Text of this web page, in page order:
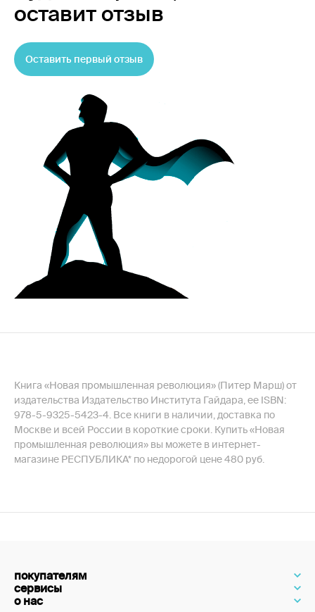
оставит отзыв
Оставить первый отзыв
Книга «Новая промышленная революция» (Питер Марш) от
издательства Издательство Института Гайдара, ее ISBN:
978-5-9325-5423-4. Все книги в наличии, доставка по
Москве и всей России в короткие сроки. Купить «Новая
промышленная революция» вы можете в интернет-
магазине РЕСПУБЛИКА* по недорогой цене 480 руб.
покупателям
сервисы
о нас